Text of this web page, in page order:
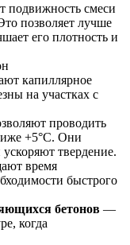
подвижность смеси
позволяет лучше
его плотность и
капиллярное
на участках с
проводить
+5°C. Они
твердение.
время
быстрого
бетонов —
когда